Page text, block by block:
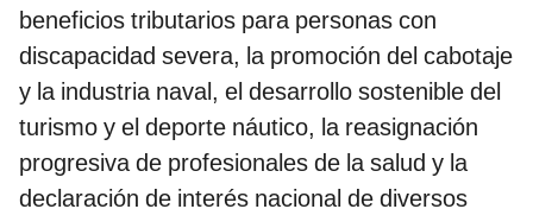
beneficios tributarios para personas con
discapacidad severa, la promoción del cabotaje
y la industria naval, el desarrollo sostenible del
turismo y el deporte náutico, la reasignación
progresiva de profesionales de la salud y la
declaración de interés nacional de diversos